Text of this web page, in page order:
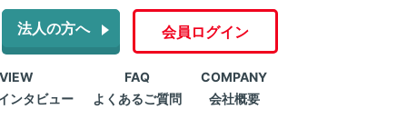
法人の方へ 会員ログイン
ンタビュー
FAQ
よくあるご質問
COMPANY
会社概要